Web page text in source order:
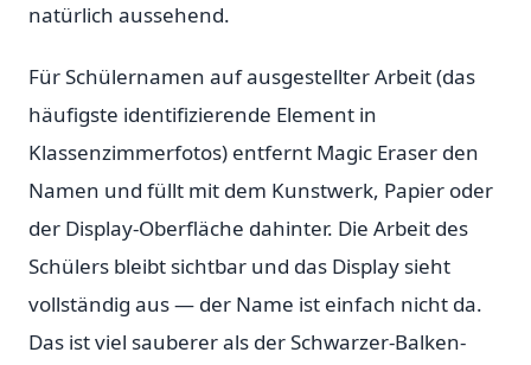
natürlich aussehend.
Für Schülernamen auf ausgestellter Arbeit (das
häufigste identifizierende Element in
Klassenzimmerfotos) entfernt Magic Eraser den
Namen und füllt mit dem Kunstwerk, Papier oder
der Display-Oberfläche dahinter. Die Arbeit des
Schülers bleibt sichtbar und das Display sieht
vollständig aus — der Name ist einfach nicht da.
Das ist viel sauberer als der Schwarzer-Balken-